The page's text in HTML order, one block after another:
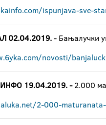
ispunjava-sve-
02.04.2019.- Бањалучки
novosti/
19.04.2019. -2.000
2-000-